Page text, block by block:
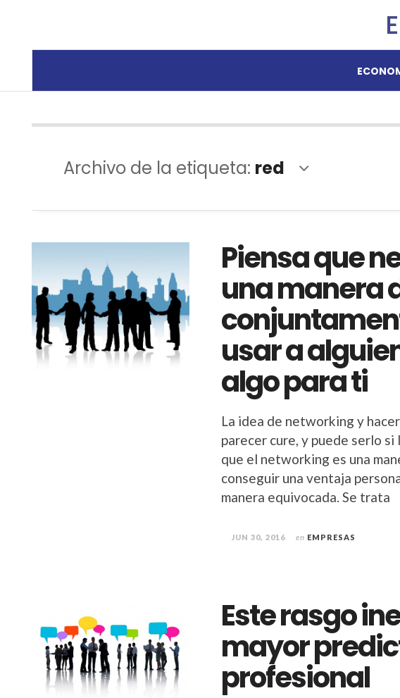
Archivo de la etiqueta: red
Piensa que
una manera
usar a
algo para ti
La idea de networking y
parecer cure, y puede serlo si
que el networking es una
conseguir una ventaja
manera equivocada. Se trata
JUN 30, 2016 en EMPRESAS
Este rasgo
mayor
profesional